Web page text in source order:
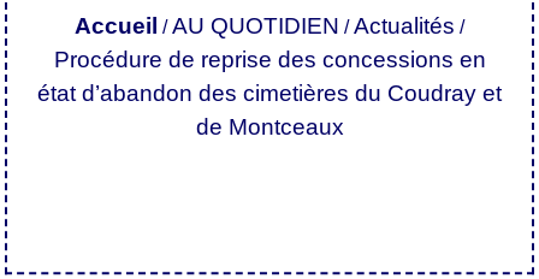
Accueil /AU QUOTIDIEN /Actualités /
Procédure de reprise des concessions en
état d’abandon des cimetières du Coudray et
de Montceaux